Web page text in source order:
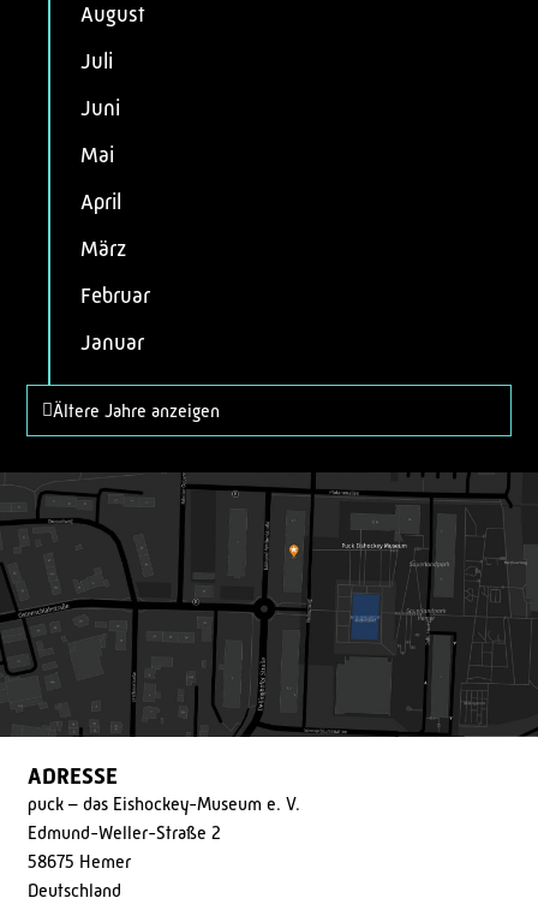
August
Juli
Juni
Mai
April
März
Februar
Januar
Ältere Jahre anzeigen
ADRESSE
puck – das Eishockey-Museum e. V.
Edmund-Weller-Straße 2
58675 Hemer
Deutschland